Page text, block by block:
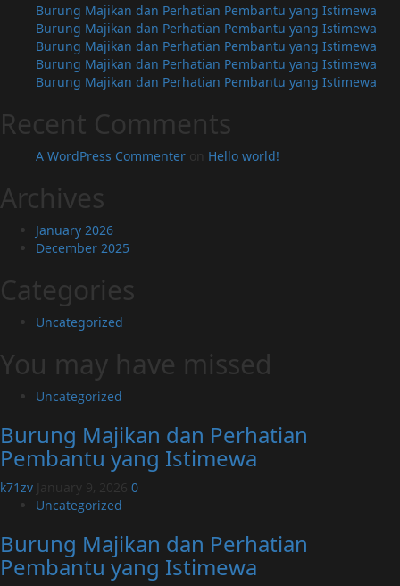
Burung Majikan dan Perhatian Pembantu yang Istimewa
Burung Majikan dan Perhatian Pembantu yang Istimewa
Burung Majikan dan Perhatian Pembantu yang Istimewa
Burung Majikan dan Perhatian Pembantu yang Istimewa
Burung Majikan dan Perhatian Pembantu yang Istimewa
Recent Comments
A WordPress Commenter on Hello world!
Archives
January 2026
December 2025
Categories
Uncategorized
You may have missed
Uncategorized
Burung Majikan dan Perhatian
Pembantu yang Istimewa
k71zv January 9, 2026 0
Uncategorized
Burung Majikan dan Perhatian
Pembantu yang Istimewa